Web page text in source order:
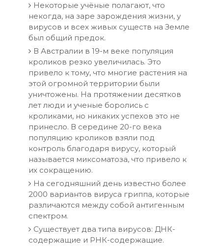
Некоторые учёные полагают, что
некогда, на заре зарождения жизни, у
вирусов и всех живых существ на Земле
был общий предок.
В Австралии в 19-м веке популяция
кроликов резко увеличилась. Это
привело к тому, что многие растения на
этой огромной территории были
уничтожены. На протяжении десятков
лет люди и ученые боролись с
кроликами, но никаких успехов это не
принесло. В середине 20-го века
популяцию кроликов взяли под
контроль благодаря вирусу, который
называется миксоматоза, что привело к
их сокращению.
На сегодняшний день известно более
2000 вариантов вируса гриппа, которые
различаются между собой антигенным
спектром.
Существует два типа вирусов: ДНК-
содержащие и РНК-содержащие.